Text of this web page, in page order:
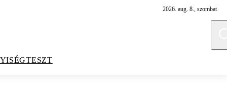
2026. aug. 8., szombat